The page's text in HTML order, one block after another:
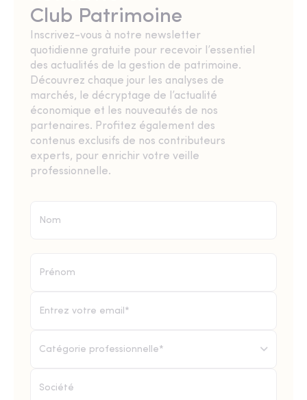
Club Patrimoine
Inscrivez-vous à notre newsletter
quotidienne gratuite pour recevoir l’essentiel
des actualités de la gestion de patrimoine.
Découvrez chaque jour les analyses de
marchés, le décryptage de l’actualité
économique et les nouveautés de nos
partenaires. Profitez également des
contenus exclusifs de nos contributeurs
experts, pour enrichir votre veille
professionnelle.
Catégorie professionnelle*